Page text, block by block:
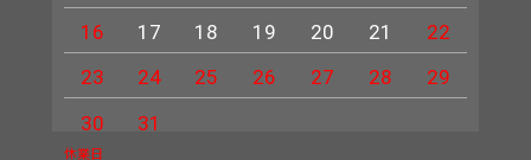
16
17 18 19 20 21
22
23
24 25 26 27 28
29
30
31
休業日